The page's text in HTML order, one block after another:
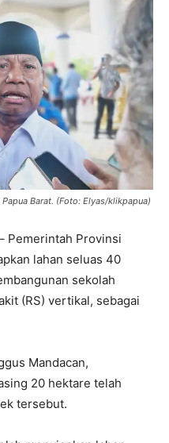
Barat. (Foto: Elyas/klikpapua)
Pemerintah Provinsi
lahan seluas 40
sekolah
(RS) vertikal, sebagai
Mandacan,
20 hektare telah
tersebut.